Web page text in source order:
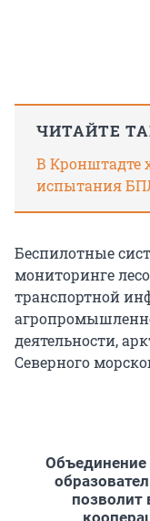
ЧИТАЙТЕ
В Кронштадте
испытания
Беспилотные
мониторинге
транспортной
деятельности,
Северного
Объединение
позволит